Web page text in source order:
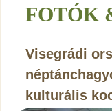
FOTÓK
Visegrádi
kulturális